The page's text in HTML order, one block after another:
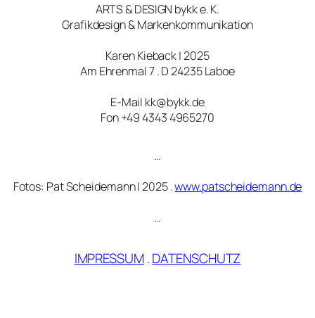
ARTS & DESIGN bykk e. K.
Grafikdesign & Markenkommunikation
Karen Kieback | 2025
Am Ehrenmal 7 . D 24235 Laboe
E-Mail kk@bykk.de
Fon +49 4343 4965270
…
Fotos: Pat Scheidemann | 2025 .www.patscheidemann.de
…
IMPRESSUM.DATENSCHUTZ